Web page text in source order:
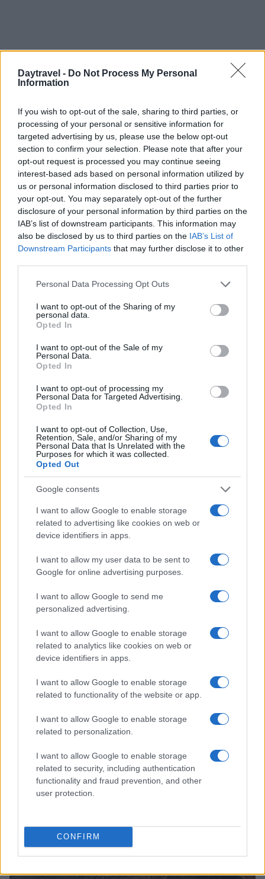
Daytravel - Do Not Process My Personal
Information
If you wish to opt-out of the sale, sharing to third parties, or
processing of your personal or sensitive information for
targeted advertising by us, please use the below opt-out
section to confirm your selection. Please note that after your
opt-out request is processed you may continue seeing
interest-based ads based on personal information utilized by
us or personal information disclosed to third parties prior to
your opt-out. You may separately opt-out of the further
disclosure of your personal information by third parties on the
IAB’s list of downstream participants. This information may
also be disclosed by us to third parties on the IAB’s List of
Downstream Participants that may further disclose it to other
Please note that this website/app uses one or more Google
not limited to your visit or usage behaviour. You may click to
grant or deny consent to Google and its third-party tags to
use your data for below specified purposes in below Google
consent section.
Personal Data Processing Opt Outs
I want to opt-out of the Sharing of my
personal data.
Opted In
I want to opt-out of the Sale of my
Personal Data.
Opted In
I want to opt-out of processing my
Personal Data for Targeted Advertising.
Opted In
I want to opt-out of Collection, Use,
Retention, Sale, and/or Sharing of my
Personal Data that Is Unrelated with the
Purposes for which it was collected.
Opted Out
Google consents
I want to allow Google to enable storage
related to advertising like cookies on web or
device identifiers in apps.
I want to allow my user data to be sent to
Google for online advertising purposes.
I want to allow Google to send me
personalized advertising.
I want to allow Google to enable storage
related to analytics like cookies on web or
device identifiers in apps.
I want to allow Google to enable storage
related to functionality of the website or app.
I want to allow Google to enable storage
related to personalization.
I want to allow Google to enable storage
related to security, including authentication
functionality and fraud prevention, and other
user protection.
CONFIRM
AUTORE
AiAdhubMedia
Continua a leggere
FUORI PORTA
Odissea e Spider-Man: i film che hanno rivoluzionato
l’estate al cinema